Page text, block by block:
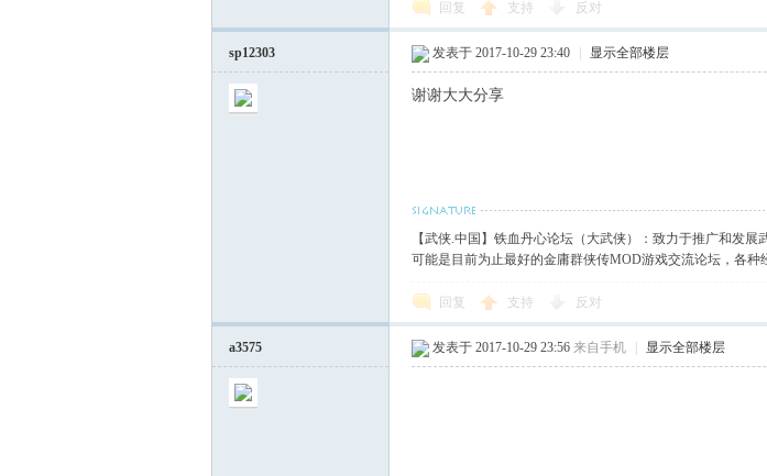
回复 支持 反对
sp12303 发表于 2017-10-29 23:40 显示全部楼层
谢谢大大分享
【武侠.中国】铁血丹心论坛（大武侠）：致力于推广和发
可能是目前为止最好的金庸群侠传MOD游戏交流论坛，各种
回复 支持 反对
a3575 发表于 2017-10-29 23:56 来自手机 显示全部楼层